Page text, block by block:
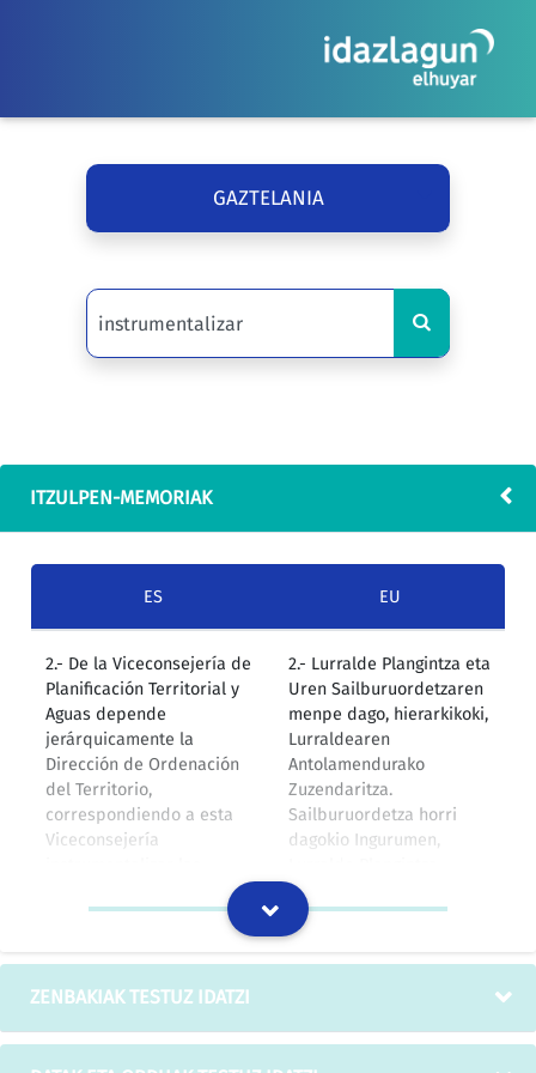
GAZTELANIA
ITZULPEN-MEMORIAK
ES EU
2.- De la Viceconsejería de
Planificación Territorial y
Aguas depende
jerárquicamente la
Dirección de Ordenación
del Territorio,
correspondiendo a esta
Viceconsejería
Departamento de Medio
Territorial, Agricultura y
Pesca con la Agencia Vasca
dicho ente las funciones
de coordinación,
2.- Lurralde Plangintza eta
Uren Sailburuordetzaren
menpe dago, hierarkikoki,
Lurraldearen
Antolamendurako
Zuzendaritza.
Sailburuordetza horri
dagokio Ingurumen,
Nekazaritza eta Arrantza
Sailak Uraren Euskal
Agentziarekin duen
harremanaz arduratzea.
ikuskaritza eta kontrolaz
arduratu beharko da;
ZENBAKIAK TESTUZ IDATZI